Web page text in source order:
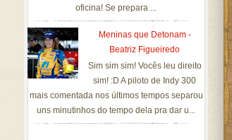
oficina! Se prepara ...
Meninas que Detonam -
Beatriz Figueiredo
Sim sim sim! Vocês leu direito
sim! :D A piloto de Indy 300
mais comentada nos últimos tempos separou
uns minutinhos do tempo dela pra dar u...